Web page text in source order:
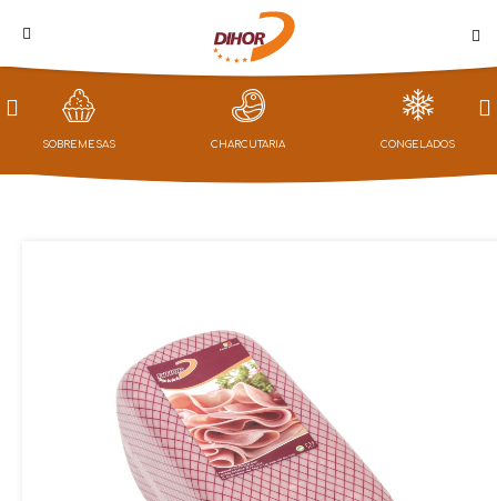
PROMOÇÕES
LOJA
SOBREMESAS CHARCUTARIA CONGELADOS